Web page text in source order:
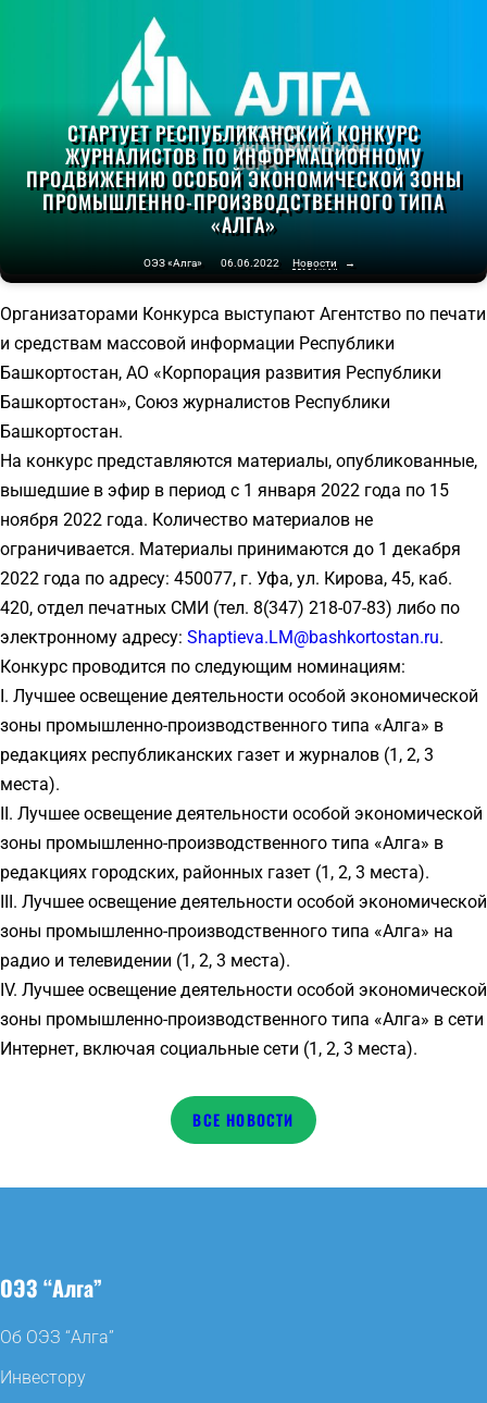
СТАРТУЕТ РЕСПУБЛИКАНСКИЙ КОНКУРС
ЖУРНАЛИСТОВ ПО ИНФОРМАЦИОННОМУ
ПРОДВИЖЕНИЮ ОСОБОЙ ЭКОНОМИЧЕСКОЙ ЗОНЫ
ПРОМЫШЛЕННО-ПРОИЗВОДСТВЕННОГО ТИПА
«АЛГА»
ОЭЗ «Алга» 06.06.2022 Новости →
Организаторами Конкурса выступают Агентство по печати
и средствам массовой информации Республики
Башкортостан, АО «Корпорация развития Республики
Башкортостан», Союз журналистов Республики
Башкортостан.
На конкурс представляются материалы, опубликованные,
вышедшие в эфир в период с 1 января 2022 года по 15
ноября 2022 года. Количество материалов не
ограничивается. Материалы принимаются до 1 декабря
2022 года по адресу: 450077, г. Уфа, ул. Кирова, 45, каб.
420, отдел печатных СМИ (тел. 8(347) 218-07-83) либо по
электронному адресу: Shaptieva.LM@bashkortostan.ru.
Конкурс проводится по следующим номинациям:
I. Лучшее освещение деятельности особой экономической
зоны промышленно-производственного типа «Алга» в
редакциях республиканских газет и журналов (1, 2, 3
места).
II. Лучшее освещение деятельности особой экономической
зоны промышленно-производственного типа «Алга» в
редакциях городских, районных газет (1, 2, 3 места).
III. Лучшее освещение деятельности особой экономической
зоны промышленно-производственного типа «Алга» на
радио и телевидении (1, 2, 3 места).
IV. Лучшее освещение деятельности особой экономической
зоны промышленно-производственного типа «Алга» в сети
Интернет, включая социальные сети (1, 2, 3 места).
НОВОСТИ
ОЭЗ “Алга”
Об ОЭЗ “Алга”
Инвестору